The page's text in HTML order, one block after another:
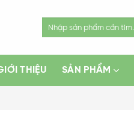
THIỆU SẢN PHẨM